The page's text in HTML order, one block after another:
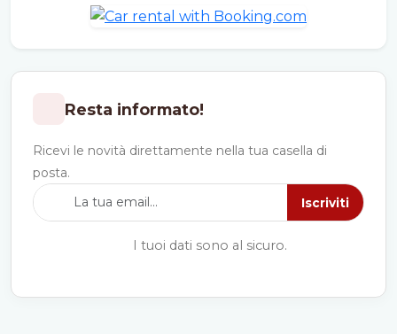
Resta informato!
Ricevi le novità direttamente nella tua casella di
posta.
Iscriviti
I tuoi dati sono al sicuro.